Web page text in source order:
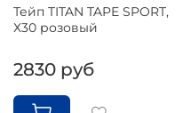
Тейп TITAN TAPE SPORT,
Х30 розовый
2830 руб